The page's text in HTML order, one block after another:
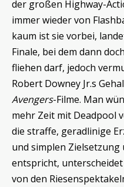
der großen Highway-
immer wieder von
kaum ist sie vorbei,
Finale, bei dem dann
fliehen darf, jedoch
Robert Downey Jr.s
Avengers-Filme. Man
mehr Zeit mit Deadpool
die straffe, geradlinige
und simplen
entspricht,
von den